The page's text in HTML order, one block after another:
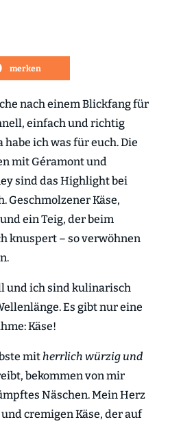
merken
nach einem Blickfang für
einfach und richtig
habe ich was für euch. Die
mit Géramont und
sind das Highlight bei
Geschmolzener Käse,
ein Teig, der beim
knuspert – so verwöhnen
und ich sind kulinarisch
Es gibt nur eine
Käse!
mitherrlich würzig und
bekommen von mir
Näschen. Mein Herz
cremigen Käse, der auf